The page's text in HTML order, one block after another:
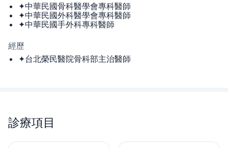
✦中華民國骨科醫學會專科醫師
✦中華民國外科醫學會專科醫師
✦中華民國手外科專科醫師
經歷
✦台北榮民醫院骨科部主治醫師
診療項目